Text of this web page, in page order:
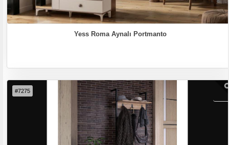
Yess Roma Aynalı Portmanto
#7275